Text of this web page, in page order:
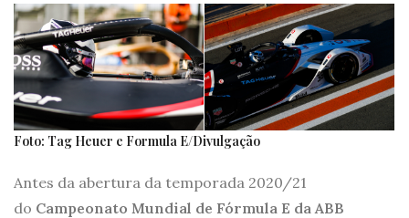
Foto: Tag Heuer e Formula E/Divulgação
Antes da abertura da temporada 2020/21
do Campeonato Mundial de Fórmula E da ABB